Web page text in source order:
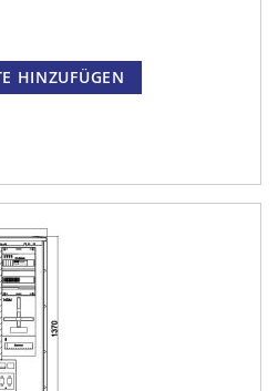
HINZUFÜGEN